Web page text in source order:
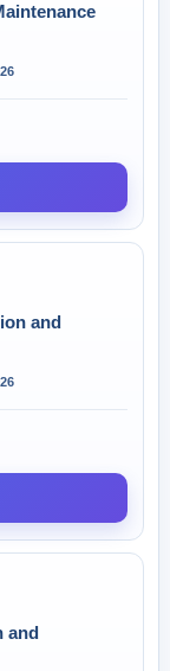
and
and